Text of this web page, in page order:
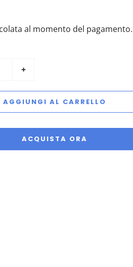
al momento del pagamento.
+
AGGIUNGI AL CARRELLO
ACQUISTA ORA